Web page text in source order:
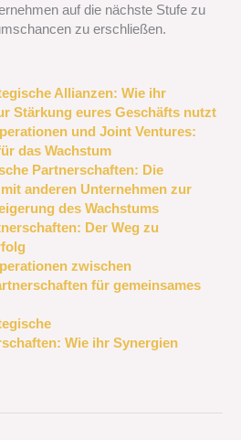
auf die nächste Stufe zu
zu erschließen.
Allianzen: Wie ihr
Stärkung eures Geschäfts nutzt
und Joint Ventures:
das Wachstum
Partnerschaften: Die
anderen Unternehmen zur
des Wachstums
Der Weg zu
zwischen
für gemeinsames
Wie ihr Synergien